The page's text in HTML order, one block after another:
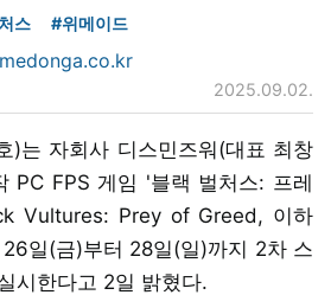
스 #위메이드
2025.09.02.
)는 자회사 디스민즈워(대표 최창
PC FPS 게임 '블랙 벌처스: 프레
Vultures: Prey of Greed, 이하
일(금)부터 28일(일)까지 2차 스
시한다고 2일 밝혔다.